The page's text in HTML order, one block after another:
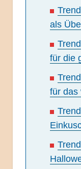
als
für die
für das